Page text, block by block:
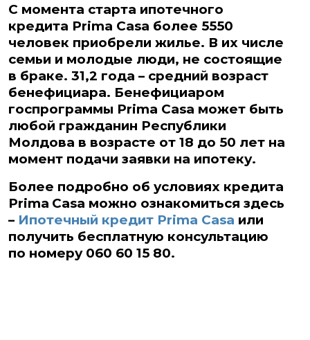
С момента старта ипотечного
кредита Prima Casa более 5550
человек приобрели жилье. В их числе
семьи и молодые люди, не состоящие
в браке. 31,2 года – средний возраст
бенефициара. Бенефициаром
госпрограммы Prima Casa может быть
любой гражданин Республики
Молдова в возрасте от 18 до 50 лет на
момент подачи заявки на ипотеку.
Более подробно об условиях кредита
Prima Casa можно ознакомиться здесь
– Ипотечный кредит Prima Casa или
получить бесплатную консультацию
по номеру 060 60 15 80.